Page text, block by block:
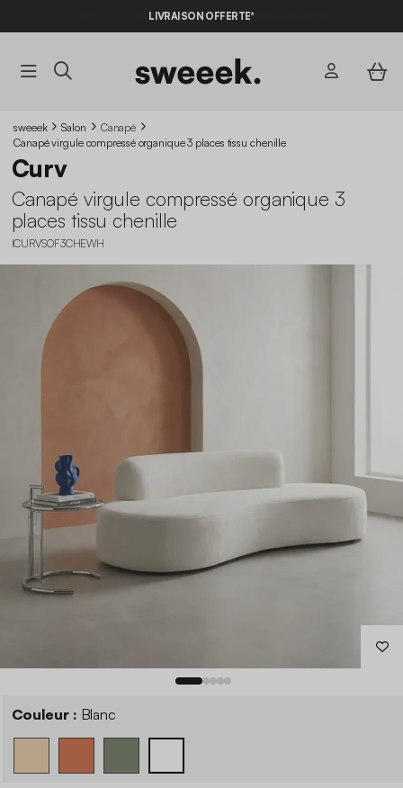
BONS PLANS* AVEC LECODE SUMMER10
LIVRAISON OFFERTE*
sweeek Salon
Canapé
Canapé virgule compressé organique 3 places tissu chenille
Curv
Canapé virgule compressé organique 3
places tissu chenille
ICURVSOF3CHEWH
Couleur : Blanc